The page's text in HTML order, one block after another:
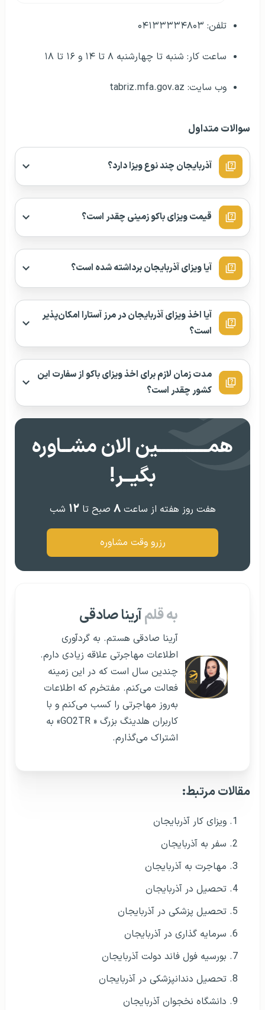
تلفن: ۰۴۱۳۳۳۳۴۸۰۳
ساعت کار: شنبه تا چهارشنبه ۸ تا ۱۴ و ۱۶ تا ۱۸
وب سایت: tabriz.mfa.gov.az
سوالات متداول
آذربایجان چند نوع ویزا دارد؟
قیمت ویزای باکو زمینی چقدر است؟
آیا ویزای آذربایجان برداشته شده است؟
آیا اخذ ویزای آذربایجان در مرز آستارا امکان‌پذیر
است؟
مدت زمان لازم برای اخذ ویزای باکو از سفارت این
کشور چقدر است؟
همــــــــــــین الان مشــاوره
بگیــر!
هفت روز هفته از ساعت۸ صبح تا۱۲ شب
رزرو وقت مشاوره
به قلمآرینا صادقی
آرینا صادقی هستم. به گردآوری
اطلاعات مهاجرتی علاقه زیادی دارم.
چندین سال است که در این زمینه
فعالت می‌کنم. مفتخرم که اطلاعات
به‌روز مهاجرتی را کسب می‌کنم و با
کاربران هلدینگ بزرگ « GO2TR» به
اشتراک می‌گذارم.
مقالات مرتبط:
ویزای کار آذربایجان
سفر به آذربایجان
مهاجرت به آذربایجان
تحصیل در آذربایجان
تحصیل پزشکی در آذربایجان
سرمایه گذاری در آذربایجان
بورسیه فول فاند دولت آذربایجان
تحصیل دندانپزشکی در آذربایجان
دانشگاه نخجوان آذربایجان